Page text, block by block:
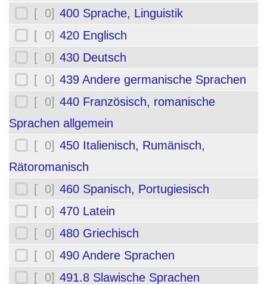
[ 0] 400 Sprache, Linguistik
[ 0] 420 Englisch
[ 0] 430 Deutsch
[ 0] 439 Andere germanische Sprachen
[ 0] 440 Französisch, romanische
Sprachen allgemein
[ 0] 450 Italienisch, Rumänisch,
Rätoromanisch
[ 0] 460 Spanisch, Portugiesisch
[ 0] 470 Latein
[ 0] 480 Griechisch
[ 0] 490 Andere Sprachen
[ 0] 491.8 Slawische Sprachen